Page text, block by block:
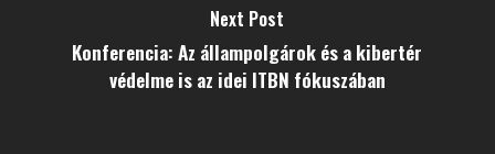
Next Post
Konferencia: Az állampolgárok és a kibertér
védelme is az idei ITBN fókuszában